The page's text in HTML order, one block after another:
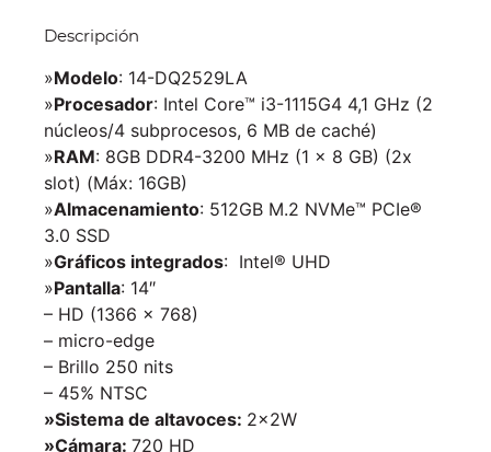
Descripción
»Modelo: 14-DQ2529LA
»Procesador: Intel Core™ i3-1115G4 4,1 GHz (2
núcleos/4 subprocesos, 6 MB de caché)
»RAM: 8GB DDR4-3200 MHz (1 x 8 GB) (2x
slot) (Máx: 16GB)
»Almacenamiento: 512GB M.2 NVMe™ PCIe®
3.0 SSD
»Gráficos integrados: Intel® UHD
»Pantalla: 14″
– HD (1366 x 768)
– micro-edge
– Brillo 250 nits
– 45% NTSC
»Sistema de altavoces: 2x2W
»Cámara: 720 HD